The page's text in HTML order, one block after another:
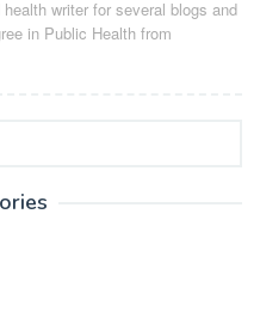
writer for several blogs and
in Public Health from